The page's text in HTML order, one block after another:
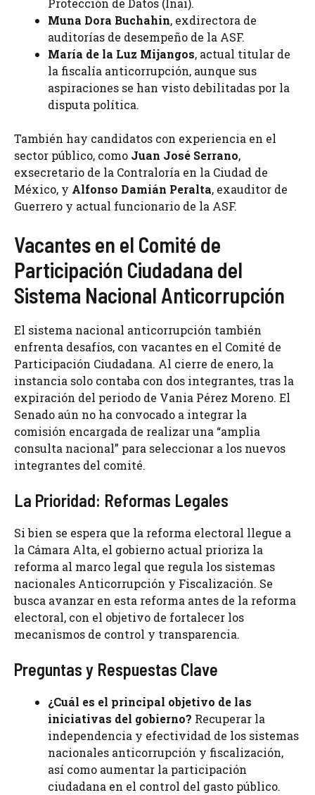
Protección de Datos (Inai).
Muna Dora Buchahin, exdirectora de
auditorías de desempeño de la ASF.
María de la Luz Mijangos, actual titular de
la fiscalía anticorrupción, aunque sus
aspiraciones se han visto debilitadas por la
disputa política.
También hay candidatos con experiencia en el
sector público, como Juan José Serrano,
exsecretario de la Contraloría en la Ciudad de
México, y Alfonso Damián Peralta, exauditor de
Guerrero y actual funcionario de la ASF.
Vacantes en el Comité de
Participación Ciudadana del
Sistema Nacional Anticorrupción
El sistema nacional anticorrupción también
enfrenta desafíos, con vacantes en el Comité de
Participación Ciudadana. Al cierre de enero, la
instancia solo contaba con dos integrantes, tras la
expiración del periodo de Vania Pérez Moreno. El
Senado aún no ha convocado a integrar la
comisión encargada de realizar una “amplia
consulta nacional” para seleccionar a los nuevos
integrantes del comité.
La Prioridad: Reformas Legales
Si bien se espera que la reforma electoral llegue a
la Cámara Alta, el gobierno actual prioriza la
reforma al marco legal que regula los sistemas
nacionales Anticorrupción y Fiscalización. Se
busca avanzar en esta reforma antes de la reforma
electoral, con el objetivo de fortalecer los
mecanismos de control y transparencia.
Preguntas y Respuestas Clave
¿Cuál es el principal objetivo de las
iniciativas del gobierno? Recuperar la
independencia y efectividad de los sistemas
nacionales anticorrupción y fiscalización,
así como aumentar la participación
ciudadana en el control del gasto público.